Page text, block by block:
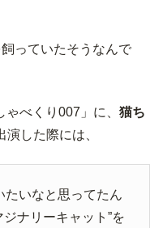
っていたそうなんで
べくり007」に、 猫ち
演した際には、
たいなと思ってたん
ナリーキャット”を